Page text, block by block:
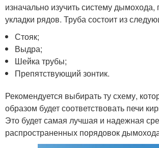
изначально изучить систему дымохода,
укладки рядов. Труба состоит из
Стояк;
Выдра;
Шейка трубы;
Препятствующий зонтик.
Рекомендуется выбирать ту схему,
образом будет соответствовать печи
Это будет самая лучшая и надежная
распространенных порядовок